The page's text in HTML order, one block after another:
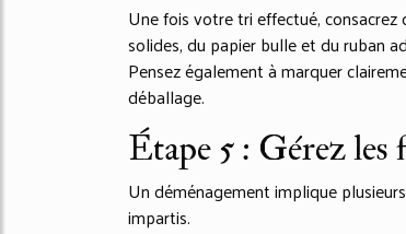
Une fois votre tri effectué,
solides, du papier bulle et du ruban
Pensez également à marquer
déballage.
Étape 5 : Gérez
Un déménagement implique
impartis.